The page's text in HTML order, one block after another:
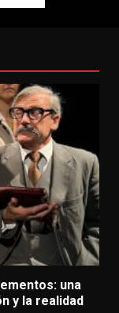
una
y la realidad